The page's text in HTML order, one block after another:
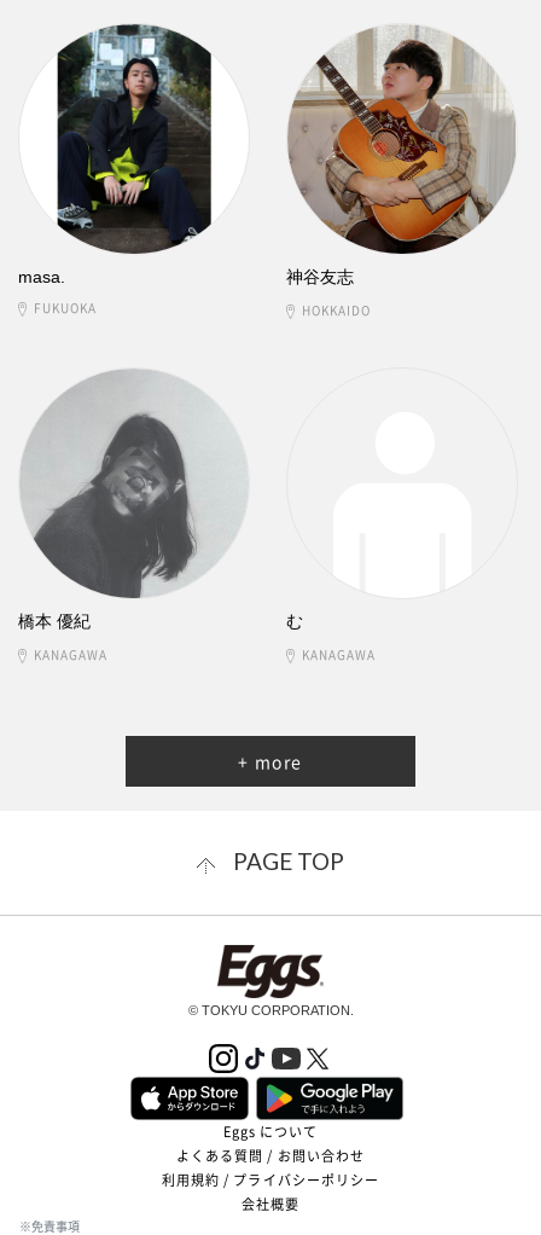
masa.
FUKUOKA
神谷友志
HOKKAIDO
橋本 優紀
KANAGAWA
む
KANAGAWA
+ more
PAGE TOP
© TOKYU CORPORATION.
Eggs について
よくある質問 / お問い合わせ
利用規約 / プライバシーポリシー
会社概要
※免責事項